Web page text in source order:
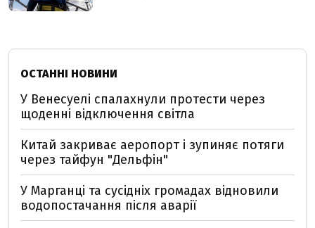
ОСТАННІ НОВИНИ
У Венесуелі спалахнули протести через
щоденні відключення світла
Китай закриває аеропорт і зупиняє потяги
через тайфун "Дельфін"
У Марганці та сусідніх громадах відновили
водопостачання після аварії